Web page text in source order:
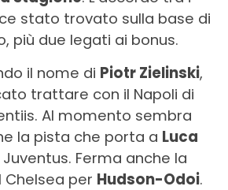
stato trovato sulla base di
più due legati ai bonus.
il nome di Piotr Zielinski,
trattare con il Napoli di
Al momento sembra
la pista che porta a Luca
Ferma anche la
per Hudson-Odoi.